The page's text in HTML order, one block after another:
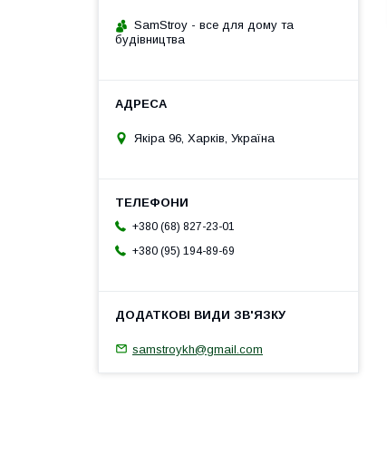
SamStroy - все для дому та
будівництва
Якіра 96, Харків, Україна
+380 (68) 827-23-01
+380 (95) 194-89-69
samstroykh@gmail.com